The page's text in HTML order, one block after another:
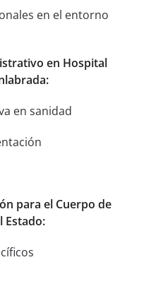
en el entorno
en Hospital
en sanidad
para el Cuerpo de
Estado: